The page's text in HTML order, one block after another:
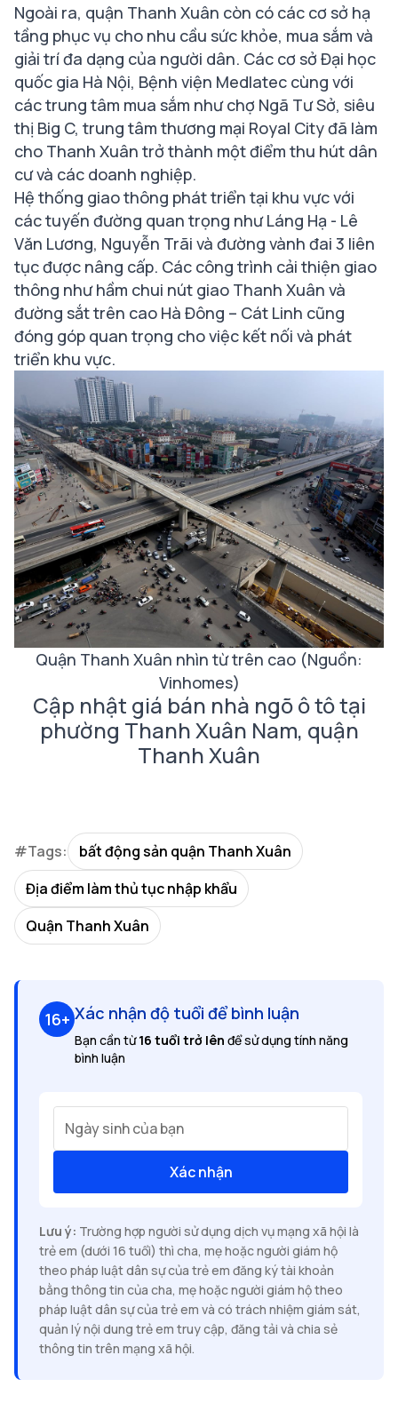
Ngoài ra, quận Thanh Xuân còn có các cơ sở hạ
tầng phục vụ cho nhu cầu sức khỏe, mua sắm và
giải trí đa dạng của người dân. Các cơ sở Đại học
quốc gia Hà Nội, Bệnh viện Medlatec cùng với
các trung tâm mua sắm như chợ Ngã Tư Sở, siêu
thị Big C, trung tâm thương mại Royal City đã làm
cho Thanh Xuân trở thành một điểm thu hút dân
cư và các doanh nghiệp.
Hệ thống giao thông phát triển tại khu vực với
các tuyến đường quan trọng như Láng Hạ - Lê
Văn Lương, Nguyễn Trãi và đường vành đai 3 liên
tục được nâng cấp. Các công trình cải thiện giao
thông như hầm chui nút giao Thanh Xuân và
đường sắt trên cao Hà Đông – Cát Linh cũng
đóng góp quan trọng cho việc kết nối và phát
triển khu vực.
Quận Thanh Xuân nhìn từ trên cao (Nguồn:
Vinhomes)
Cập nhật giá bán nhà ngõ ô tô tại
phường Thanh Xuân Nam, quận
Thanh Xuân
#Tags:
bất động sản quận Thanh Xuân
Địa điểm làm thủ tục nhập khẩu
Quận Thanh Xuân
16+ Xác nhận độ tuổi để bình luận
Bạn cần từ16 tuổi trở lên để sử dụng tính năng
bình luận
Ngày sinh của bạn
Xác nhận
Lưu ý: Trường hợp người sử dụng dịch vụ mạng xã hội là
trẻ em (dưới 16 tuổi) thì cha, mẹ hoặc người giám hộ
theo pháp luật dân sự của trẻ em đăng ký tài khoản
bằng thông tin của cha, mẹ hoặc người giám hộ theo
pháp luật dân sự của trẻ em và có trách nhiệm giám sát,
quản lý nội dung trẻ em truy cập, đăng tải và chia sẻ
thông tin trên mạng xã hội.